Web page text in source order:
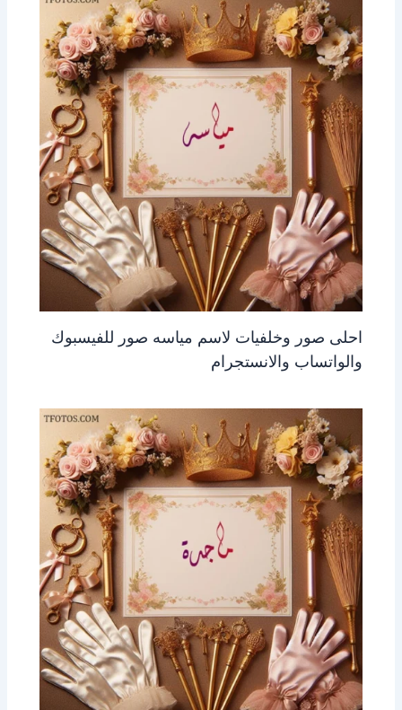
احلى صور وخلفيات لاسم مياسه صور للفيسبوك
والواتساب والانستجرام